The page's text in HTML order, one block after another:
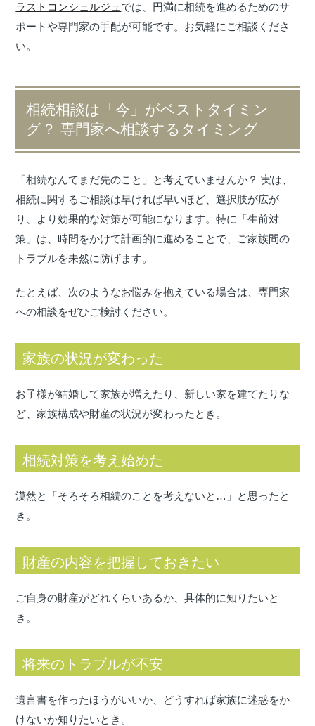
ラストコンシェルジュ では、円満に相続を進めるためのサ
ポートや専門家の手配が可能です。お気軽にご相談くださ
い。
相続相談は「今」がベストタイミン
グ？ 専門家へ相談するタイミング
「相続なんてまだ先のこと」と考えていませんか？ 実は、
相続に関するご相談は早ければ早いほど、選択肢が広が
り、より効果的な対策が可能になります。特に「生前対
策」は、時間をかけて計画的に進めることで、ご家族間の
トラブルを未然に防げます。
たとえば、次のようなお悩みを抱えている場合は、専門家
への相談をぜひご検討ください。
家族の状況が変わった
お子様が結婚して家族が増えたり、新しい家を建てたりな
ど、家族構成や財産の状況が変わったとき。
相続対策を考え始めた
漠然と「そろそろ相続のことを考えないと…」と思ったと
き。
財産の内容を把握しておきたい
ご自身の財産がどれくらいあるか、具体的に知りたいと
き。
将来のトラブルが不安
遺言書を作ったほうがいいか、どうすれば家族に迷惑をか
けないか知りたいとき。